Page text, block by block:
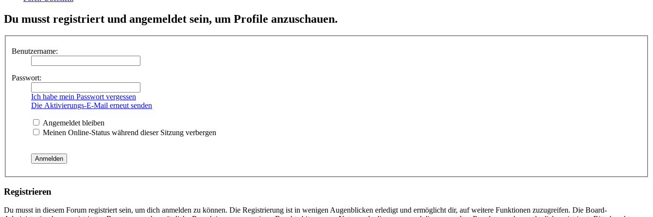
Du musst registriert und angemeldet sein, um Profile anzuschauen.
Benutzername:
Passwort:
Ich habe mein Passwort vergessen
Die Aktivierungs-E-Mail erneut senden
Angemeldet bleiben
Meinen Online-Status während dieser Sitzung verbergen
Registrieren
Du musst in diesem Forum registriert sein, um dich anmelden zu können. Die Registrierung ist in wenigen Augenblicken erledigt und ermöglicht dir, auf weitere Funktionen zuzugreifen. Die Board-